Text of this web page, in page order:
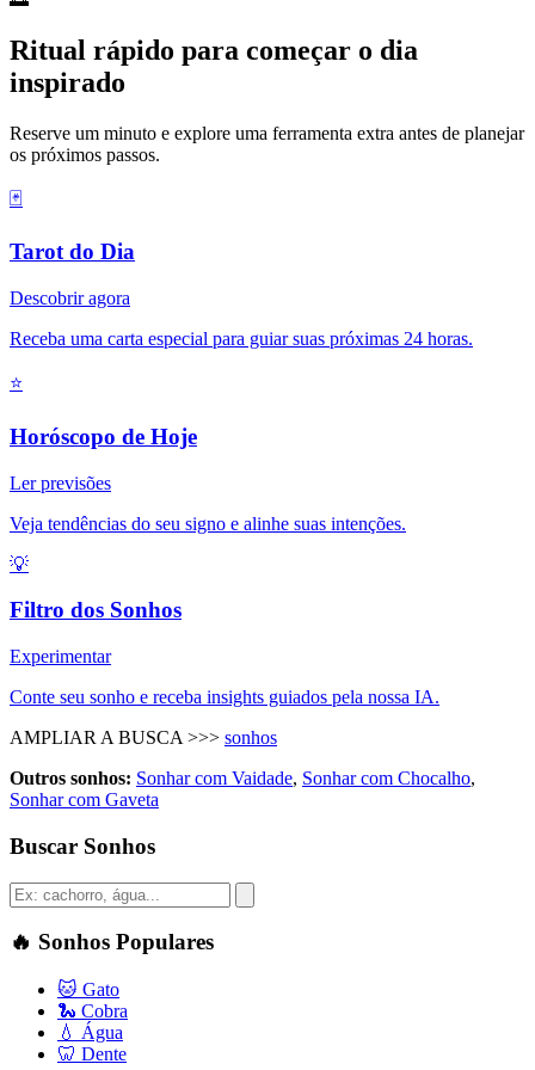
Ritual rápido para começar o dia
inspirado
Reserve um minuto e explore uma ferramenta extra antes de planejar
os próximos passos.
🃏
Tarot do Dia
Descobrir agora
Receba uma carta especial para guiar suas próximas 24 horas.
⭐
Horóscopo de Hoje
Ler previsões
Veja tendências do seu signo e alinhe suas intenções.
💡
Filtro dos Sonhos
Experimentar
Conte seu sonho e receba insights guiados pela nossa IA.
AMPLIAR A BUSCA >>> sonhos
Outros sonhos: Sonhar com Vaidade, Sonhar com Chocalho,
Sonhar com Gaveta
Buscar Sonhos
🔥 Sonhos Populares
🐱 Gato
🐍 Cobra
💧 Água
🦷 Dente